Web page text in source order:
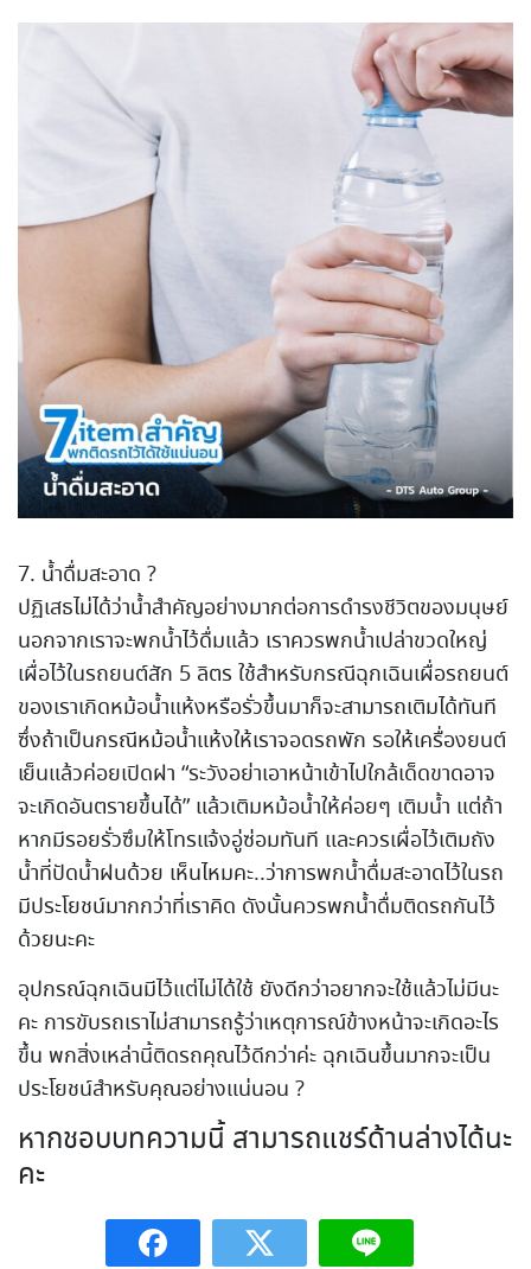
7. น้ำดื่มสะอาด ?
ปฏิเสธไม่ได้ว่าน้ำสำคัญอย่างมากต่อการดํารงชีวิตของมนุษย์
นอกจากเราจะพกน้ำไว้ดื่มแล้ว เราควรพกน้ำเปล่าขวดใหญ่
เผื่อไว้ในรถยนต์สัก 5 ลิตร ใช้สำหรับกรณีฉุกเฉินเผื่อรถยนต์
ของเราเกิดหม้อน้ำแห้งหรือรั่วขึ้นมาก็จะสามารถเติมได้ทันที
ซึ่งถ้าเป็นกรณีหม้อน้ำแห้งให้เราจอดรถพัก รอให้เครื่องยนต์
เย็นแล้วค่อยเปิดฝา “ระวังอย่าเอาหน้าเข้าไปใกล้เด็ดขาดอาจ
จะเกิดอันตรายขึ้นได้” แล้วเติมหม้อน้ำให้ค่อยๆ เติมน้ำ แต่ถ้า
หากมีรอยรั่วซึมให้โทรแจ้งอู่ซ่อมทันที และควรเผื่อไว้เติมถัง
น้ำที่ปัดน้ำฝนด้วย เห็นไหมคะ..ว่าการพกน้ำดื่มสะอาดไว้ในรถ
มีประโยชน์มากกว่าที่เราคิด ดังนั้นควรพกน้ำดื่มติดรถกันไว้
ด้วยนะคะ
อุปกรณ์ฉุกเฉินมีไว้แต่ไม่ได้ใช้ ยังดีกว่าอยากจะใช้แล้วไม่มีนะ
คะ การขับรถเราไม่สามารถรู้ว่าเหตุการณ์ข้างหน้าจะเกิดอะไร
ขึ้น พกสิ่งเหล่านี้ติดรถคุณไว้ดีกว่าค่ะ ฉุกเฉินขึ้นมากจะเป็น
ประโยชน์สำหรับคุณอย่างแน่นอน ?
หากชอบบทความนี้ สามารถแชร์ด้านล่างได้นะ
คะ